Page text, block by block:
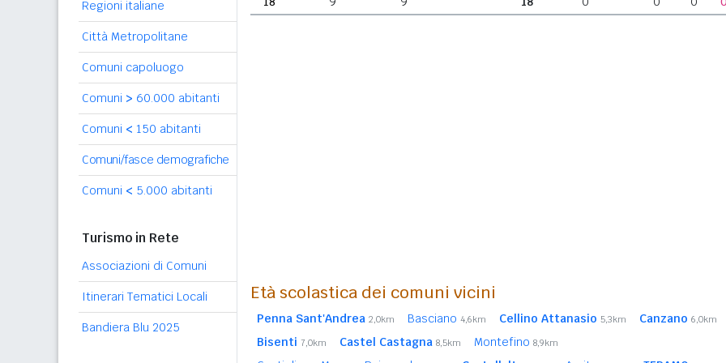
Regioni italiane
Città Metropolitane
Comuni capoluogo
Comuni > 60.000 abitanti
Comuni < 150 abitanti
Comuni/fasce demografiche
Comuni < 5.000 abitanti
Turismo in Rete
Associazioni di Comuni
Itinerari Tematici Locali
Bandiera Blu 2025
Età scolastica dei comuni vicini
Penna Sant'Andrea 2,0km Basciano 4,6km Cellino Attanasio 5,3km Canzano 6,0km
Bisenti 7,0km Castel Castagna 8,5km Montefino 8,9km